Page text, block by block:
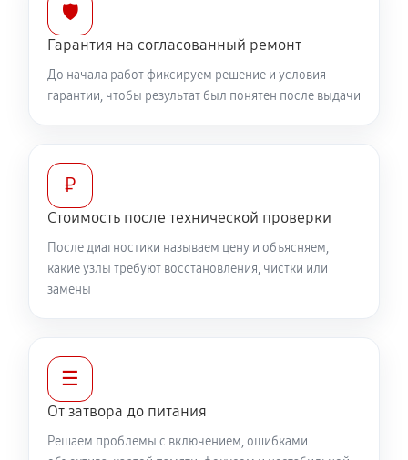
🛡️
Гарантия на согласованный ремонт
До начала работ фиксируем решение и условия
гарантии, чтобы результат был понятен после выдачи
₽
Стоимость после технической проверки
После диагностики называем цену и объясняем,
какие узлы требуют восстановления, чистки или
замены
☰
От затвора до питания
Решаем проблемы с включением, ошибками